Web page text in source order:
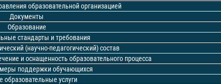
образовательной организацией
Документы
Образование
стандарты и требования
(научно-педагогический) состав
и оснащенность образовательного процесса
поддержки обучающихся
образовательные услуги